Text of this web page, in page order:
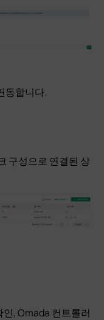
동합니다.
구성으로 연결된 상
인, Omada 컨트롤러